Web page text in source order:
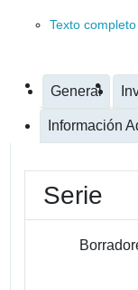
Texto completo
General
Información
Serie